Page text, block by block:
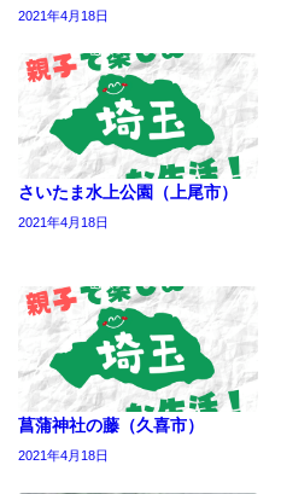
2021年4月18日
さいたま水上公園（上尾市）
2021年4月18日
菖蒲神社の藤（久喜市）
2021年4月18日